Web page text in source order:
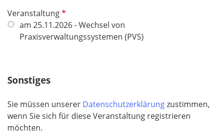
f
e
l
VeranstaltungP
f
l
e
l
am 25.11.2026 - Wechsel von
Praxisverwaltungssystemen (PVS)
Sonstiges
Sie müssen unserer Datenschutzerklärungzustimmen,
wenn Sie sich für diese Veranstaltung registrieren
möchten.